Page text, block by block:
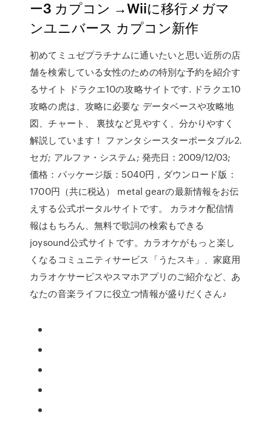
ー3 カプコン →Wiiに移行メガマ
ンユニバース カプコン新作
初めてミュゼプラチナムに通いたいと思い近所の店
舗を検索している女性のための特別な予約を紹介す
るサイト ドラクエ10の攻略サイトです. ドラクエ10
攻略の虎は、攻略に必要な データベースや攻略地
図、チャート、 裏技など見やすく、分かりやすく
解説しています！ ファンタシースターポータブル2.
セガ; アルファ・システム; 発売日：2009/12/03;
価格：パッケージ版：5040円，ダウンロード版：
1700円（共に税込） metal gearの最新情報をお伝
えする公式ポータルサイトです。 カラオケ配信情
報はもちろん、無料で歌詞の検索もできる
joysound公式サイトです。カラオケがもっと楽し
くなるコミュニティサービス「うたスキ」、家庭用
カラオケサービスやスマホアプリのご紹介など、あ
なたの音楽ライフに役立つ情報が盛りだくさん♪